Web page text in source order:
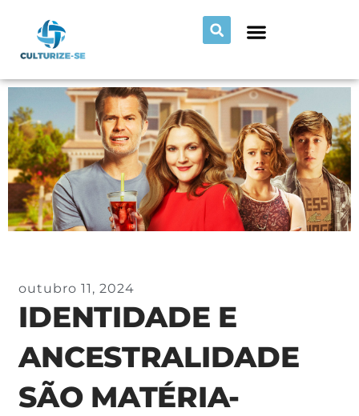
outubro 11, 2024
IDENTIDADE E
ANCESTRALIDADE
SÃO MATÉRIA-